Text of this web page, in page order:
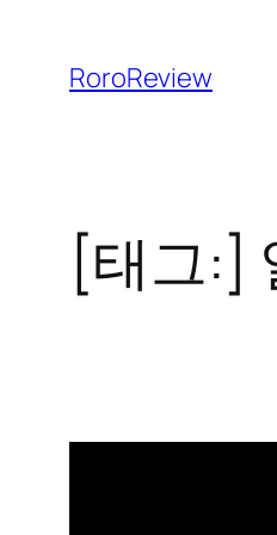
RoroReview
[태그:]